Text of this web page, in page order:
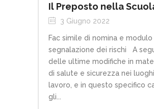
Il Preposto nella
3 Giugno 2022
Fac simile di nomina e modulo
segnalazione dei rischi A
delle ultime modifiche in
di salute e sicurezza nei
lavoro, e in questo specifico
gli...